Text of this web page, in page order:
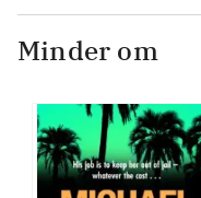
Minder om